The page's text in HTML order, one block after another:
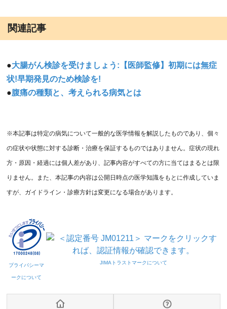
関連記事
●大腸がん検診を受けましょう:【医師監修】初期には無症
状!早期発見のため検診を!
●腹痛の種類と、考えられる病気とは
※本記事は特定の病気について一般的な医学情報を解説したものであり、個々
の症状や状態に対する診断・治療を保証するものではありません。症状の現れ
方・原因・経過には個人差があり、記事内容がすべての方に当てはまるとは限
りません。また、本記事の内容は公開日時点の医学知識をもとに作成していま
すが、ガイドライン・診療方針は変更になる場合があります。